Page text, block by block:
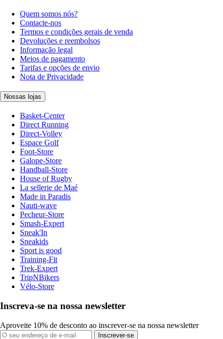
Quem somos nós?
Contacte-nos
Termos e condições gerais de venda
Devoluções e reembolsos
Informação legal
Meios de pagamento
Tarifas e opções de envio
Nota de Privacidade
Nossas lojas
Basket-Center
Direct Running
Direct-Volley
Espace Golf
Foot-Store
Galope-Store
Handball-Store
House of Rugby
La sellerie de Maé
Made in Paradis
Nauti-wave
Pecheur-Store
Smash-Expert
Sneak'In
Sneakids
Sport is good
Training-Fit
Trek-Expert
TripNBikers
Vélo-Store
Inscreva-se na nossa newsletter
Aproveite 10% de desconto ao inscrever-se na nossa newsletter
Inscrever-se